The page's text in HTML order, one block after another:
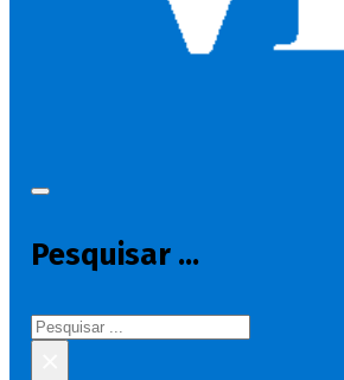
Pesquisar ...
Pesquisar